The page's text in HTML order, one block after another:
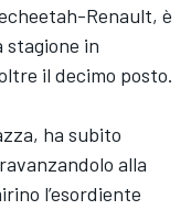
Renault, è
in
il decimo posto.
ha subito
alla
l’esordiente